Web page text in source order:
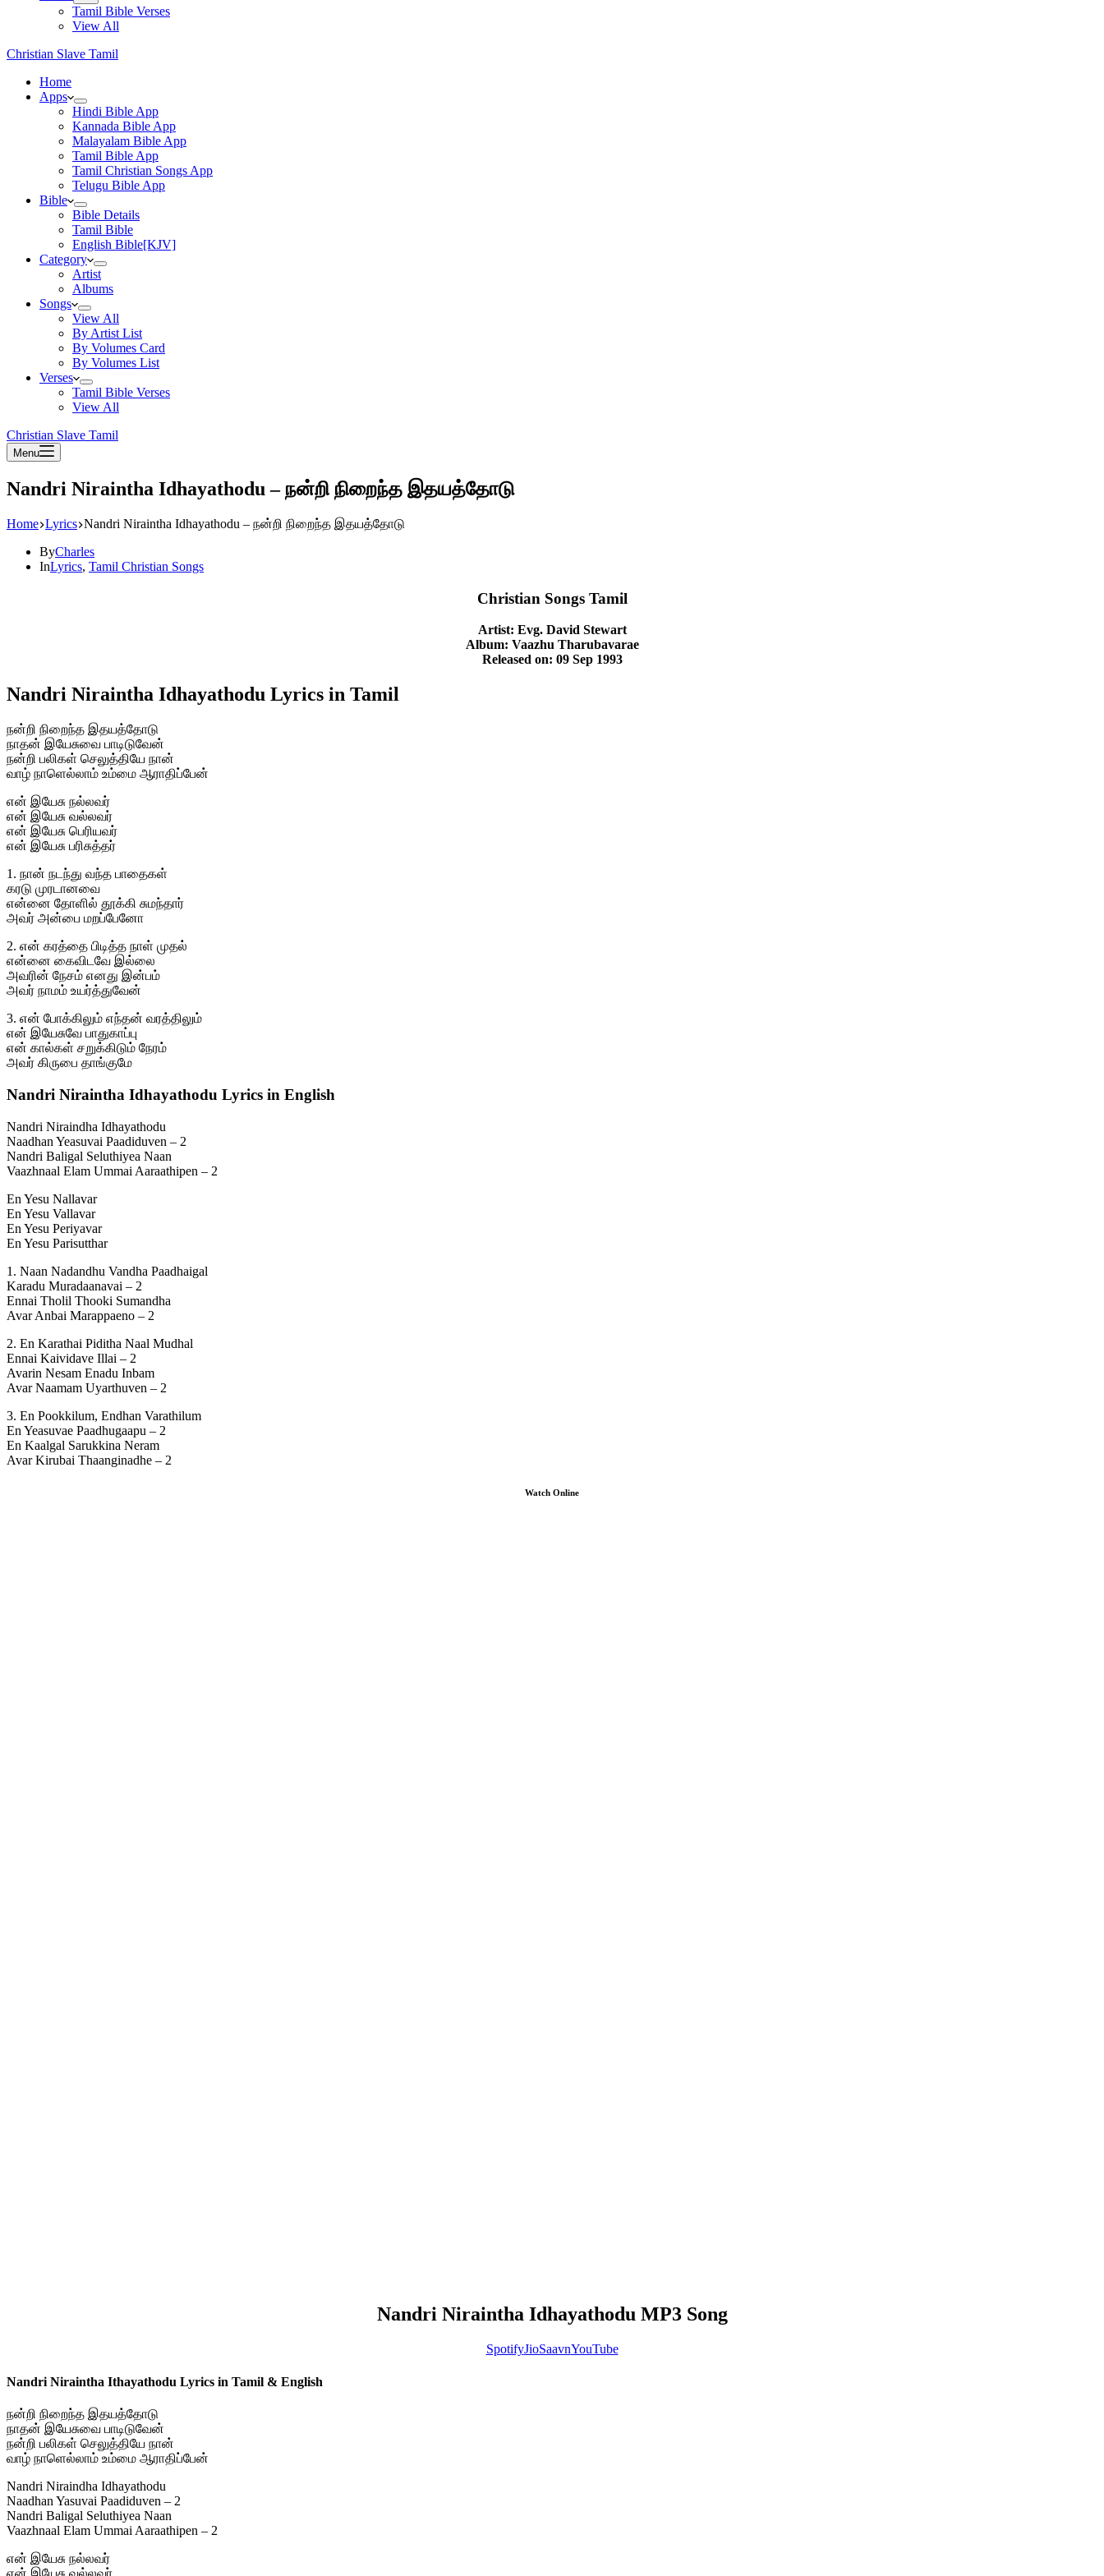
Tamil Bible Verses
View All
Christian Slave Tamil
Home
Apps
Hindi Bible App
Kannada Bible App
Malayalam Bible App
Tamil Bible App
Tamil Christian Songs App
Telugu Bible App
Bible
Bible Details
Tamil Bible
English Bible[KJV]
Category
Artist
Albums
Songs
View All
By Artist List
By Volumes Card
By Volumes List
Verses
Tamil Bible Verses
View All
Christian Slave Tamil
Menu
Nandri Niraintha Idhayathodu – நன்றி நிறைந்த இதயத்தோடு
Home Lyrics Nandri Niraintha Idhayathodu – நன்றி நிறைந்த இதயத்தோடு
ByCharles
InLyrics, Tamil Christian Songs
Christian Songs Tamil
Artist: Evg. David Stewart
Album: Vaazhu Tharubavarae
Released on: 09 Sep 1993
Nandri Niraintha Idhayathodu Lyrics in Tamil
நன்றி நிறைந்த இதயத்தோடு
நாதன் இயேசுவை பாடிடுவேன்
நன்றி பலிகள் செலுத்தியே நான்
வாழ் நாளெல்லாம் உம்மை ஆராதிப்பேன்
என் இயேசு நல்லவர்
என் இயேசு வல்லவர்
என் இயேசு பெரியவர்
என் இயேசு பரிசுத்தர்
1. நான் நடந்து வந்த பாதைகள்
கரடு முரடானவை
என்னை தோளில் தூக்கி சுமந்தார்
அவர் அன்பை மறப்பேனோ
2. என் கரத்தை பிடித்த நாள் முதல்
என்னை கைவிடவே இல்லை
அவரின் நேசம் எனது இன்பம்
அவர் நாமம் உயர்த்துவேன்
3. என் போக்கிலும் எந்தன் வரத்திலும்
என் இயேசுவே பாதுகாப்பு
என் கால்கள் சறுக்கிடும் நேரம்
அவர் கிருபை தாங்குமே
Nandri Niraintha Idhayathodu Lyrics in English
Nandri Niraindha Idhayathodu
Naadhan Yeasuvai Paadiduven – 2
Nandri Baligal Seluthiyea Naan
Vaazhnaal Elam Ummai Aaraathipen – 2
En Yesu Nallavar
En Yesu Vallavar
En Yesu Periyavar
En Yesu Parisutthar
1. Naan Nadandhu Vandha Paadhaigal
Karadu Muradaanavai – 2
Ennai Tholil Thooki Sumandha
Avar Anbai Marappaeno – 2
2. En Karathai Piditha Naal Mudhal
Ennai Kaividave Illai – 2
Avarin Nesam Enadu Inbam
Avar Naamam Uyarthuven – 2
3. En Pookkilum, Endhan Varathilum
En Yeasuvae Paadhugaapu – 2
En Kaalgal Sarukkina Neram
Avar Kirubai Thaanginadhe – 2
Watch Online
Nandri Niraintha Idhayathodu MP3 Song
SpotifyJioSaavnYouTube
Nandri Niraintha Ithayathodu Lyrics in Tamil & English
நன்றி நிறைந்த இதயத்தோடு
நாதன் இயேசுவை பாடிடுவேன்
நன்றி பலிகள் செலுத்தியே நான்
வாழ் நாளெல்லாம் உம்மை ஆராதிப்பேன்
Nandri Niraindha Idhayathodu
Naadhan Yasuvai Paadiduven – 2
Nandri Baligal Seluthiyea Naan
Vaazhnaal Elam Ummai Aaraathipen – 2
என் இயேசு நல்லவர்
என் இயேசு வல்லவர்